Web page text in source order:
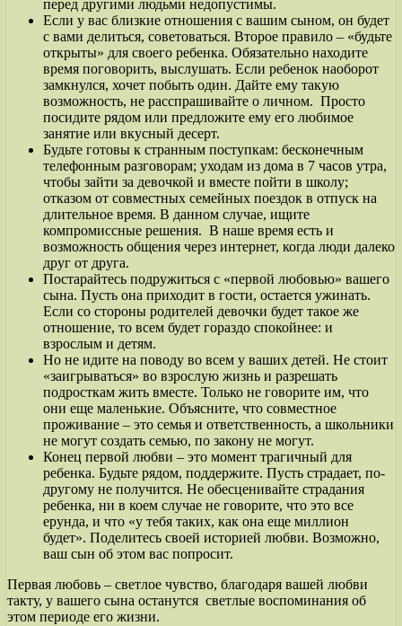
перед другими людьми недопустимы.
Если у вас близкие отношения с вашим сыном, он будет
с вами делиться, советоваться. Второе правило – «будьте
открыты» для своего ребенка. Обязательно находите
время поговорить, выслушать. Если ребенок наоборот
замкнулся, хочет побыть один. Дайте ему такую
возможность, не расспрашивайте о личном. Просто
посидите рядом или предложите ему его любимое
занятие или вкусный десерт.
Будьте готовы к странным поступкам: бесконечным
телефонным разговорам; уходам из дома в 7 часов утра,
чтобы зайти за девочкой и вместе пойти в школу;
отказом от совместных семейных поездок в отпуск на
длительное время. В данном случае, ищите
компромиссные решения. В наше время есть и
возможность общения через интернет, когда люди далеко
друг от друга.
Постарайтесь подружиться с «первой любовью» вашего
сына. Пусть она приходит в гости, остается ужинать.
Если со стороны родителей девочки будет такое же
отношение, то всем будет гораздо спокойнее: и
взрослым и детям.
Но не идите на поводу во всем у ваших детей. Не стоит
«заигрываться» во взрослую жизнь и разрешать
подросткам жить вместе. Только не говорите им, что
они еще маленькие. Объясните, что совместное
проживание – это семья и ответственность, а школьники
не могут создать семью, по закону не могут.
Конец первой любви – это момент трагичный для
ребенка. Будьте рядом, поддержите. Пусть страдает, по-
другому не получится. Не обесценивайте страдания
ребенка, ни в коем случае не говорите, что это все
ерунда, и что «у тебя таких, как она еще миллион
будет». Поделитесь своей историей любви. Возможно,
ваш сын об этом вас попросит.
Первая любовь – светлое чувство, благодаря вашей любви
такту, у вашего сына останутся светлые воспоминания об
этом периоде его жизни.